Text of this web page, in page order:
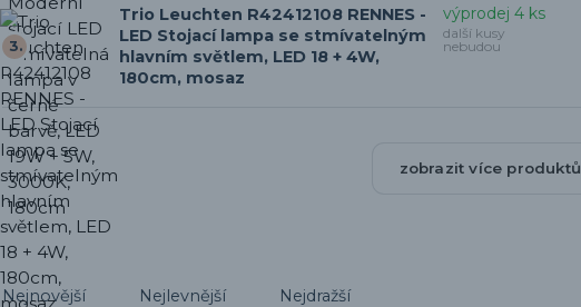
3.
Trio Leuchten R42412108 RENNES -
LED Stojací lampa se stmívatelným
hlavním světlem, LED 18 + 4W,
180cm, mosaz
výprodej 4 ks
další kusy
nebudou
zobrazit více produktů
Nejnovější Nejlevnější Nejdražší